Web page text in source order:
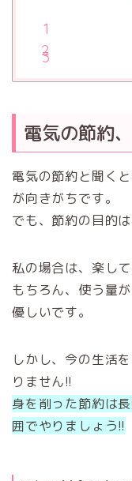
電気の節約
電気の節約と聞く
が向きがちです。
でも、節約の目的
私の場合は、楽し
もちろん、使う量
優しいです。
しかし、今の生活
りません!!
身を削った節約は
囲でやりましょう!!